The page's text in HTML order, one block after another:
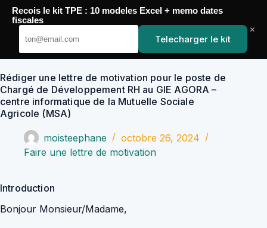
Passer
contenu
YoupiJobs
Rédiger une lettre de motivation pour le poste de
Chargé de Développement RH au GIE AGORA –
centre informatique de la Mutuelle Sociale
Agricole (MSA)
moisteephane
octobre 26, 2024
Faire une lettre de motivation
Introduction
Bonjour Monsieur/Madame,
Recois le kit TPE : 10 modeles Excel + memo dates
fiscales
Telecharger le kit
×